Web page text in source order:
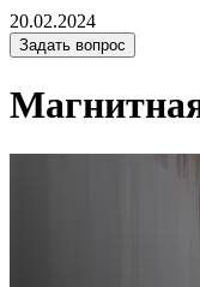
20.02.2024
Задать вопрос